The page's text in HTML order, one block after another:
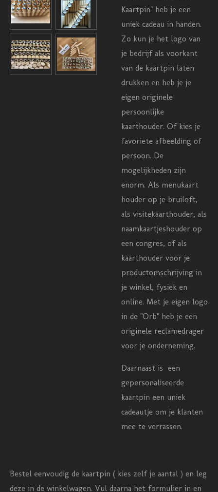
Kaartpin" heb je een
uniek cadeau in handen.
Zo kun je het logo van
je bedrijf als voorkant
van de kaartpin laten
drukken en heb je je
eigen originele
persoonlijke
kaarthouder. Of kies je
favoriete afbeelding of
persoon. De
mogelijkheden zijn
enorm. Als menukaart
houder op je bruiloft,
als visitekaarthouder, als
naamkaartjeshouder op
een congres, of als
kaarthouder voor je
productomschrijving in
je winkel, fysiek en
online. Met je eigen logo
in de "Orb" heb je een
originele reclamedrager
voor je onderneming.
Daarnaast is een
gepersonaliseerde
kaartpin een uniek
cadeautje om je klanten
mee te verrassen.
Bestel eenvoudig de kaartpin ( kies zelf je aantal ) en leg
deze in de winkelwagen. Vul daarna het formulier in en